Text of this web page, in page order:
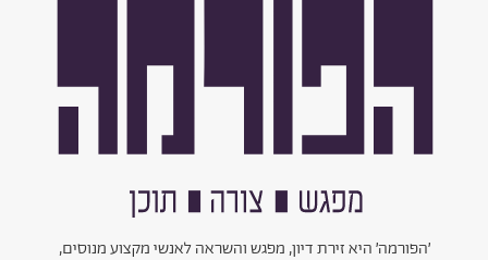
׳הפורמה׳ היא זירת דיון, מפגש והשראה לאנשי מקצוע מנוסים,